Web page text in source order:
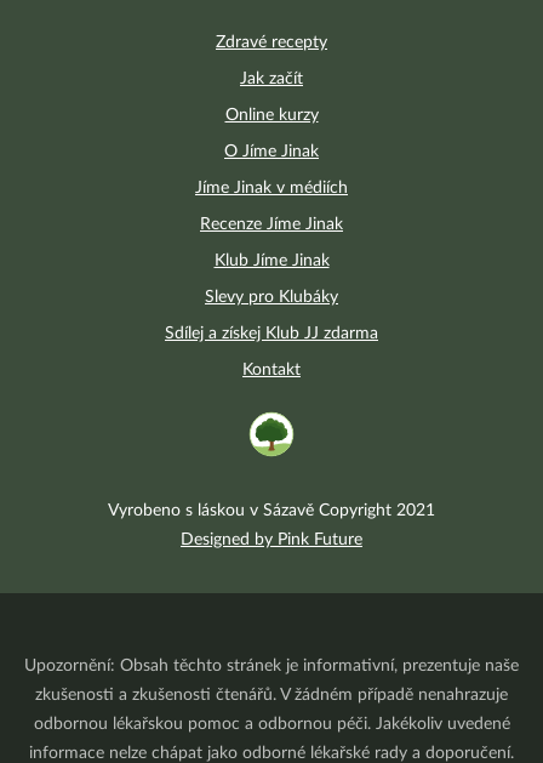
Zdravé recepty
Jak začít
Online kurzy
O Jíme Jinak
Jíme Jinak v médiích
Recenze Jíme Jinak
Klub Jíme Jinak
Slevy pro Klubáky
Sdílej a získej Klub JJ zdarma
Kontakt
Vyrobeno s láskou v Sázavě Copyright 2021
Designed by Pink Future
Upozornění: Obsah těchto stránek je informativní, prezentuje naše
zkušenosti a zkušenosti čtenářů. V žádném případě nenahrazuje
odbornou lékařskou pomoc a odbornou péči. Jakékoliv uvedené
informace nelze chápat jako odborné lékařské rady a doporučení.